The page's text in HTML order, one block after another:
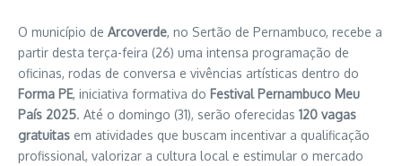
O município de Arcoverde, no Sertão de Pernambuco, recebe a
partir desta terça-feira (26) uma intensa programação de
oficinas, rodas de conversa e vivências artísticas dentro do
Forma PE, iniciativa formativa do Festival Pernambuco Meu
País 2025. Até o domingo (31), serão oferecidas 120 vagas
gratuitas em atividades que buscam incentivar a qualificação
profissional, valorizar a cultura local e estimular o mercado